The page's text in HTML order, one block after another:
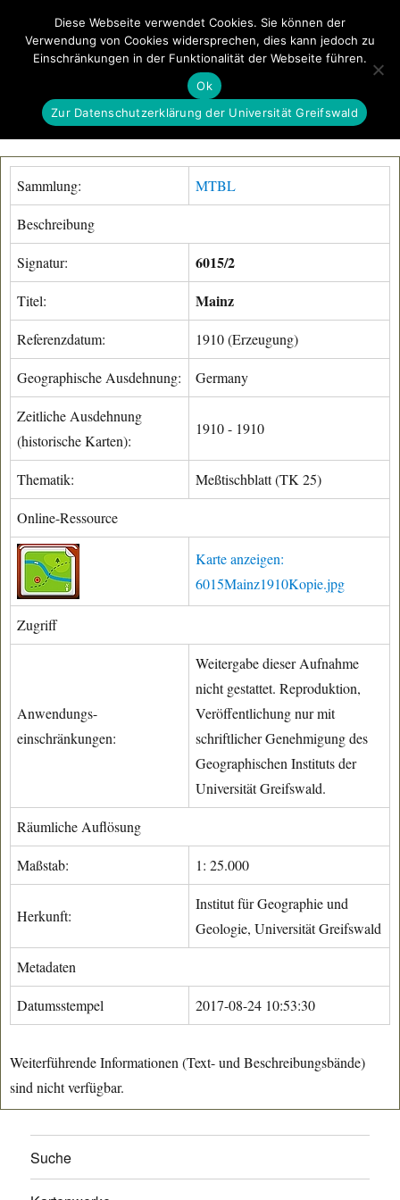
GeoGREIF MENÜ
Sammlung: MTBL
Beschreibung
Signatur: 6015/2
Titel: Mainz
Referenzdatum: 1910 (Erzeugung)
Geographische Ausdehnung: Germany
Zeitliche Ausdehnung
(historische Karten):
1910 - 1910
Thematik: Meßtischblatt (TK 25)
Online-Ressource
Karte anzeigen:
6015Mainz1910Kopie.jpg
Zugriff
Anwendungs-
einschränkungen:
Weitergabe dieser Aufnahme
nicht gestattet. Reproduktion,
Veröffentlichung nur mit
schriftlicher Genehmigung des
Geographischen Instituts der
Universität Greifswald.
Räumliche Auflösung
Maßstab: 1: 25.000
Herkunft:
Institut für Geographie und
Geologie, Universität Greifswald
Metadaten
Datumsstempel 2017-08-24 10:53:30
Weiterführende Informationen (Text- und Beschreibungsbände)
sind nicht verfügbar.
Suche
Diese Webseite verwendet Cookies. Sie können der
Verwendung von Cookies widersprechen, dies kann jedoch zu
Einschränkungen in der Funktionalität der Webseite führen.
Ok
Zur Datenschutzerklärung der Universität Greifswald